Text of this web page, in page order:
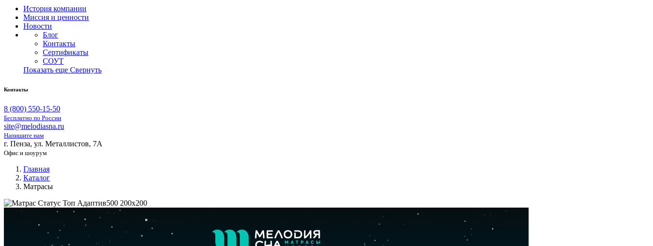
История компании
Миссия и ценности
Новости
Блог
Контакты
Сертификаты
СОУТ
Показать еще Свернуть
Контакты
8 (800) 550-15-50
Бесплатно по России
site@melodiasna.ru
Напишите нам
г. Пенза, ул. Металлистов, 7А
Офис и шоурум
Главная
Каталог
Матрасы